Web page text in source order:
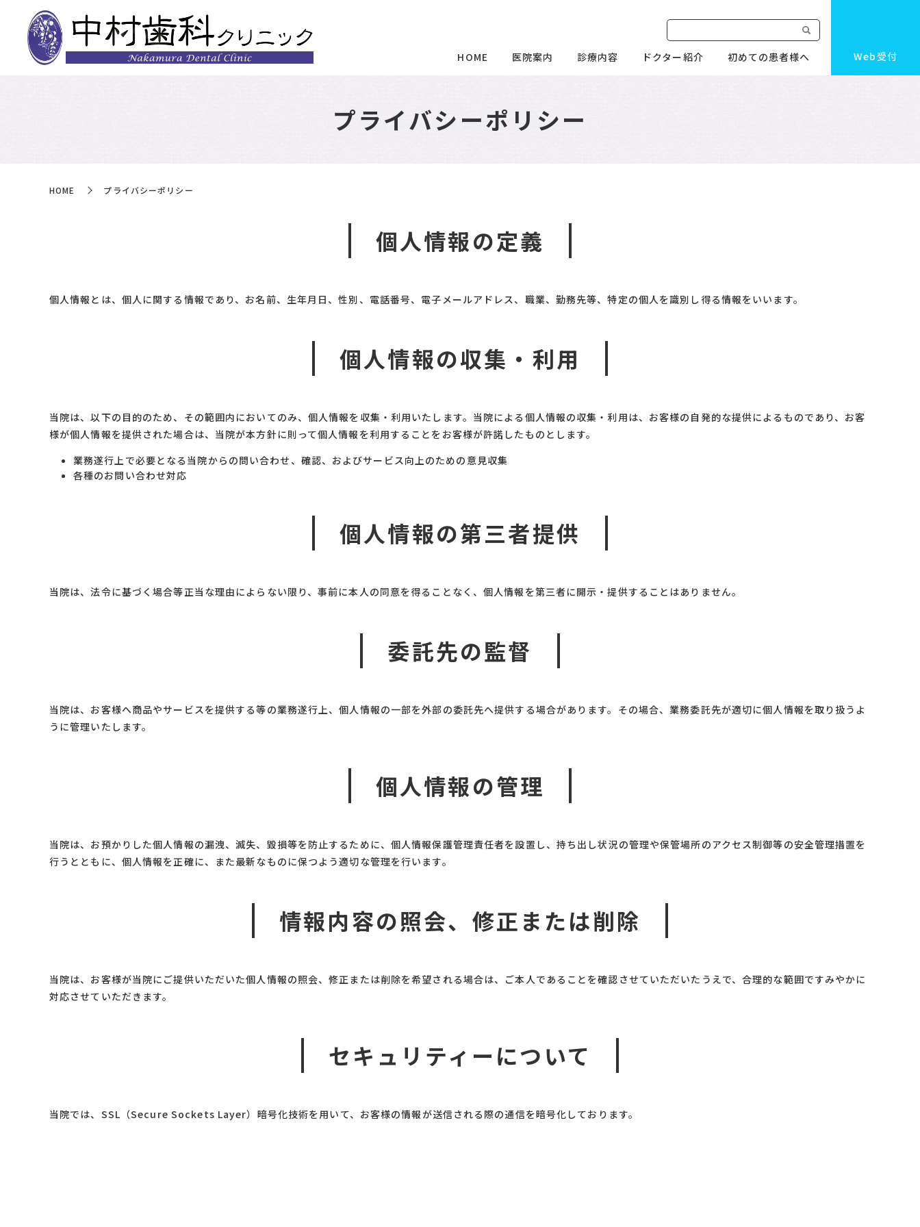
HOME 医院案内 診療内容 ドクター紹介 初めての患者様へ Web受付
プライバシーポリシー
HOME プライバシーポリシー
個人情報の定義
個人情報とは、個人に関する情報であり、お名前、生年月日、性別、電話番号、電子メールアドレス、職業、勤務先等、特定の個人を識別し得る情報をいいます。
個人情報の収集・利用
当院は、以下の目的のため、その範囲内においてのみ、個人情報を収集・利用いたします。当院による個人情報の収集・利用は、お客様の自発的な提供によるものであり、お客
様が個人情報を提供された場合は、当院が本方針に則って個人情報を利用することをお客様が許諾したものとします。
業務遂行上で必要となる当院からの問い合わせ、確認、およびサービス向上のための意見収集
各種のお問い合わせ対応
個人情報の第三者提供
当院は、法令に基づく場合等正当な理由によらない限り、事前に本人の同意を得ることなく、個人情報を第三者に開示・提供することはありません。
委託先の監督
当院は、お客様へ商品やサービスを提供する等の業務遂行上、個人情報の一部を外部の委託先へ提供する場合があります。その場合、業務委託先が適切に個人情報を取り扱うよ
うに管理いたします。
個人情報の管理
当院は、お預かりした個人情報の漏洩、滅失、毀損等を防止するために、個人情報保護管理責任者を設置し、持ち出し状況の管理や保管場所のアクセス制御等の安全管理措置を
行うとともに、個人情報を正確に、また最新なものに保つよう適切な管理を行います。
情報内容の照会、修正または削除
当院は、お客様が当院にご提供いただいた個人情報の照会、修正または削除を希望される場合は、ご本人であることを確認させていただいたうえで、合理的な範囲ですみやかに
対応させていただきます。
セキュリティーについて
当院では、SSL（Secure Sockets Layer）暗号化技術を用いて、お客様の情報が送信される際の通信を暗号化しております。